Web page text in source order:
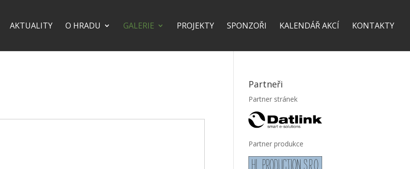
AKTUALITY O HRADU GALERIE PROJEKTY SPONZOŘI KALENDÁŘ AKCÍ KONTAKTY
Partneři
Partner stránek
Partner produkce